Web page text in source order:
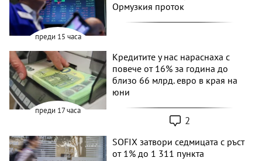
преди 15 часа
Ормузкия проток
преди 17 часа
Кредитите у нас нараснаха с
повече от 16% за година до
близо 66 млрд. евро в края на
юни
2
SOFIX затвори седмицата с ръст
от 1% до 1 311 пункта